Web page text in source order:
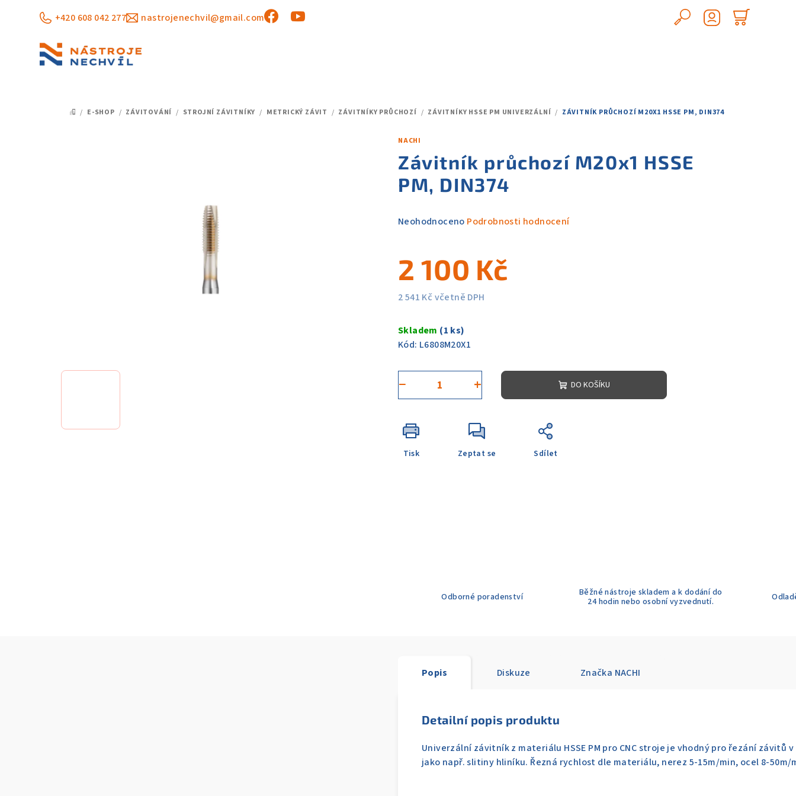
+420 608 042 277 nastrojenechvil@gmail.com
Hledat
DOMŮ
/ E-SHOP / ZÁVITOVÁNÍ / STROJNÍ ZÁVITNÍKY / METRICKÝ ZÁVIT / ZÁVITNÍKY PRŮCHOZÍ / ZÁVITNÍKY HSSE PM UNIVERZÁLNÍ / ZÁVITNÍK PRŮCHOZÍ M20X1 HSSE PM, DIN374
NACHI
Závitník průchozí M20x1 HSSE
PM, DIN374
Průměrné
je
0,0
z
Neohodnoceno Podrobnosti hodnocení
2 100 Kč
2 541 Kč včetně DPH
cena:
Skladem (1 ks)
Kód: L6808M20X1
+
− DO KOŠÍKU
Tisk Zeptat se Sdílet
Odborné poradenství
Běžné nástroje skladem a k dodání do
24 hodin nebo osobní vyzvednutí.
Popis Diskuze Značka NACHI
Detailní popis produktu
Univerzální závitník z materiálu HSSE PM pro CNC stroje je vhodný pro řezání
jako např. slitiny hliníku. Řezná rychlost dle materiálu, nerez 5-15m/min, ocel 8-50m/